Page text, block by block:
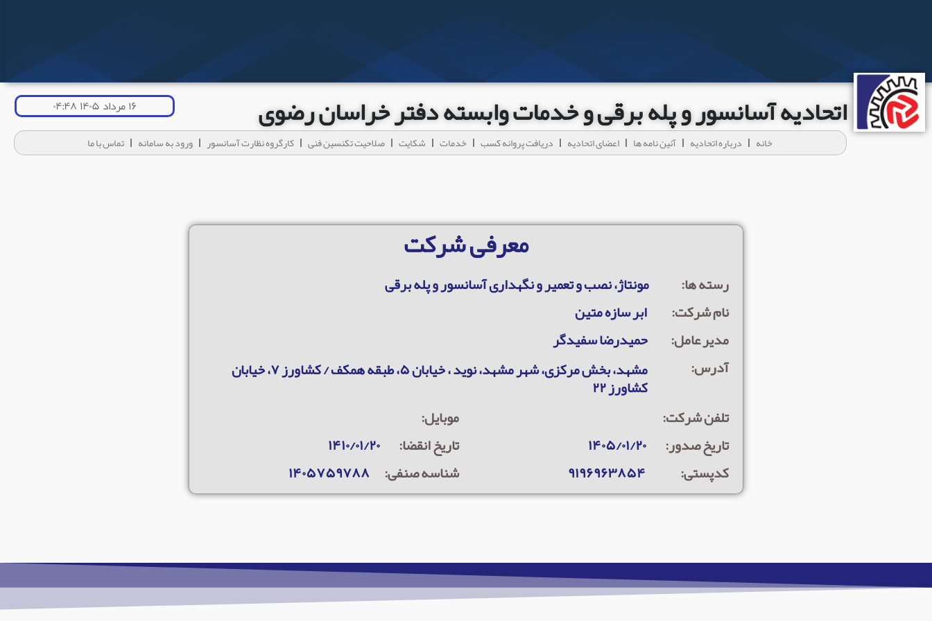
اتحادیه آسانسور و پله برقی و خدمات وابسته دفتر خراسان رضوی ۱۶ مرداد ۱۴۰۵ ۰۴:۴۸
خانه درباره اتحادیه آئين نامه ها اعضای اتحادیه دریافت پروانه کسب خدمات شکایت صلاحیت تکنسین فنی کارگروه نظارت آسانسور ورود به سامانه تماس با ما
معرفی شرکت
رسته ها:
مونتاژ، نصب و تعمیر و نگهداری آسانسور و پله برقی
نام شرکت:
ابر سازه متین
مدیر عامل:
حمیدرضا سفیدگر
آدرس:
مشهد، بخش مرکزی، شهر مشهد، نوید ، خیابان ۵، طبقه همکف / کشاورز ۷، خیابان
کشاورز ۲۲
تلفن شرکت:
موبایل:
تاریخ صدور:
۱۴۰۵/۰۱/۲۰ تاریخ انقضا:
۱۴۱۰/۰۱/۲۰
کدپستی:
۹۱۹۶۹۶۳۸۵۴ شناسه صنفی: ۱۴۰۵۷۵۹۷۸۸